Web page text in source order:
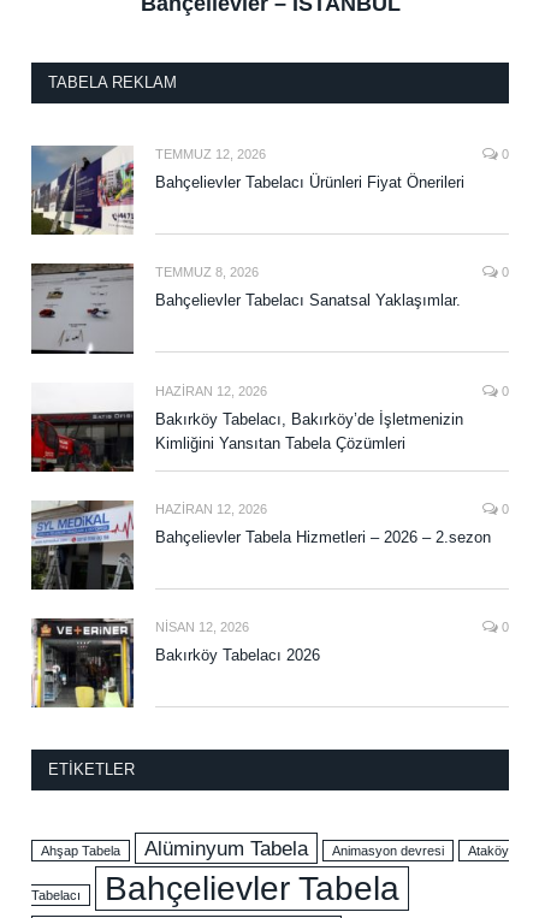
TABELA REKLAM
TEMMUZ 12, 2026 0
Bahçelievler Tabelacı Ürünleri Fiyat Önerileri
TEMMUZ 8, 2026 0
Bahçelievler Tabelacı Sanatsal Yaklaşımlar.
HAZIRAN 12, 2026 0
Bakırköy Tabelacı, Bakırköy’de İşletmenizin
Kimliğini Yansıtan Tabela Çözümleri
HAZIRAN 12, 2026 0
Bahçelievler Tabela Hizmetleri – 2026 – 2.sezon
NISAN 12, 2026 0
Bakırköy Tabelacı 2026
ETIKETLER
Ahşap Tabela Alüminyum Tabela Animasyon devresi Ataköy
Tabelacı Bahçelievler Tabela